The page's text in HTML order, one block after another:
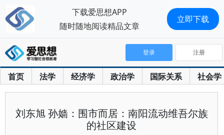
首页 法学 经济学 政治学 国际关系 社会学
登录 注册
刘东旭 孙嫱：围市而居：南阳流动维吾尔族
的社区建设
下载爱思想APP
随时随地阅读精品文章
立即下载